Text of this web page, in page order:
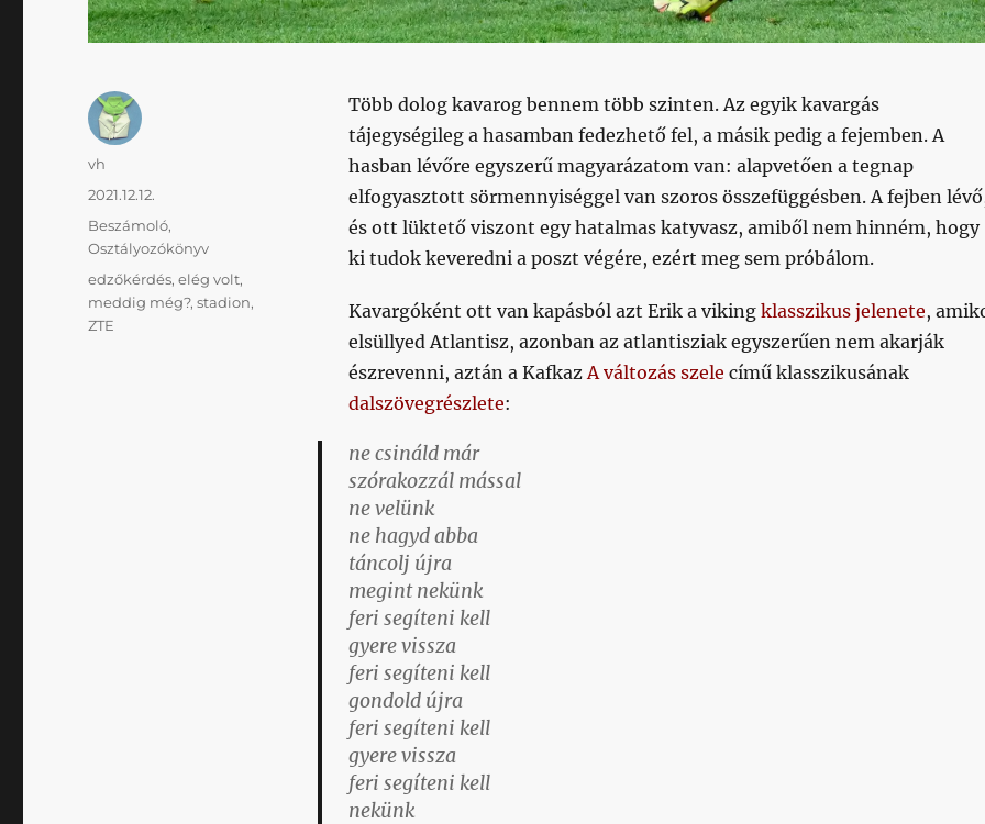
Több dolog kavarog bennem több szinten. Az egyik kavargás
tájegységileg a hasamban fedezhető fel, a másik pedig a fejemben. A
hasban lévőre egyszerű magyarázatom van: alapvetően a tegnap
elfogyasztott sörmennyiséggel van szoros összefüggésben. A fejben
és ott lüktető viszont egy hatalmas katyvasz, amiből nem hinném, hogy
ki tudok keveredni a poszt végére, ezért meg sem próbálom.
Kavargóként ott van kapásból azt Erik a viking klasszikus jelenete,
elsüllyed Atlantisz, azonban az atlantisziak egyszerűen nem akarják
észrevenni, aztán a Kafkaz A változás szele című klasszikusának
dalszövegrészlete:
ne csináld már
szórakozzál mással
ne velünk
ne hagyd abba
táncolj újra
megint nekünk
feri segíteni kell
gyere vissza
feri segíteni kell
gondold újra
feri segíteni kell
gyere vissza
feri segíteni kell
nekünk
Szerző
vh
Közzétéve
2021.12.12.
Kategória
Beszámoló,
Osztályozókönyv
Címke
edzőkérdés,elég volt,
meddig még?,stadion,
ZTE